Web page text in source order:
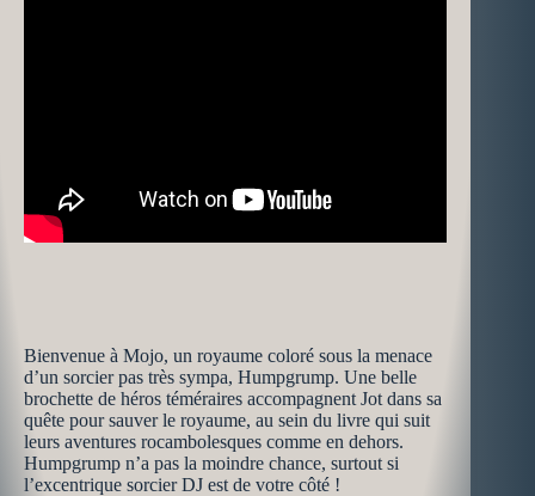
Bienvenue à Mojo, un royaume coloré sous la menace
d’un sorcier pas très sympa, Humpgrump. Une belle
brochette de héros téméraires accompagnent Jot dans sa
quête pour sauver le royaume, au sein du livre qui suit
leurs aventures rocambolesques comme en dehors.
Humpgrump n’a pas la moindre chance, surtout si
l’excentrique sorcier DJ est de votre côté !